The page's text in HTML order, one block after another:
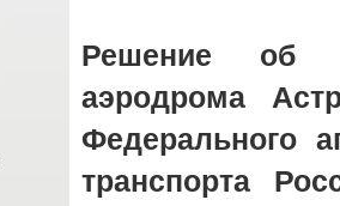
Решение об
аэродрома
Федерального
транспорта